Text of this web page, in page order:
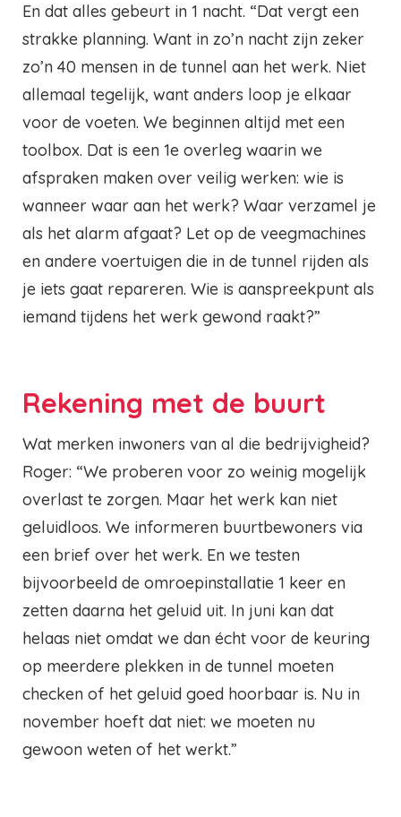
En dat alles gebeurt in 1 nacht. “Dat vergt een
strakke planning. Want in zo’n nacht zijn zeker
zo’n 40 mensen in de tunnel aan het werk. Niet
allemaal tegelijk, want anders loop je elkaar
voor de voeten. We beginnen altijd met een
toolbox. Dat is een 1e overleg waarin we
afspraken maken over veilig werken: wie is
wanneer waar aan het werk? Waar verzamel je
als het alarm afgaat? Let op de veegmachines
en andere voertuigen die in de tunnel rijden als
je iets gaat repareren. Wie is aanspreekpunt als
iemand tijdens het werk gewond raakt?”
Rekening met de buurt
Wat merken inwoners van al die bedrijvigheid?
Roger: “We proberen voor zo weinig mogelijk
overlast te zorgen. Maar het werk kan niet
geluidloos. We informeren buurtbewoners via
een brief over het werk. En we testen
bijvoorbeeld de omroepinstallatie 1 keer en
zetten daarna het geluid uit. In juni kan dat
helaas niet omdat we dan écht voor de keuring
op meerdere plekken in de tunnel moeten
checken of het geluid goed hoorbaar is. Nu in
november hoeft dat niet: we moeten nu
gewoon weten of het werkt.”